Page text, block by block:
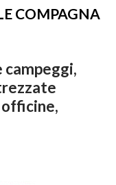
COMPAGNA
officine,